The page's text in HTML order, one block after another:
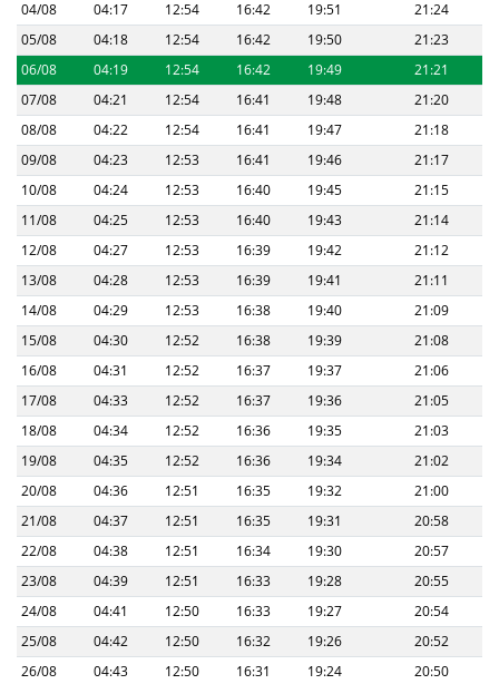
04/08
04:17 12:54 16:42 19:51
21:24
05/08
04:18 12:54 16:42 19:50
21:23
06/08
04:19 12:54 16:42 19:49
21:21
07/08
04:21 12:54 16:41 19:48
21:20
08/08
04:22 12:54 16:41 19:47
21:18
09/08
04:23 12:53 16:41 19:46
21:17
10/08
04:24 12:53 16:40 19:45
21:15
11/08
04:25 12:53 16:40 19:43
21:14
12/08
04:27 12:53 16:39 19:42
21:12
13/08
04:28 12:53 16:39 19:41
21:11
14/08
04:29 12:53 16:38 19:40
21:09
15/08
04:30 12:52 16:38 19:39
21:08
16/08
04:31 12:52 16:37 19:37
21:06
17/08
04:33 12:52 16:37 19:36
21:05
18/08
04:34 12:52 16:36 19:35
21:03
19/08
04:35 12:52 16:36 19:34
21:02
20/08
04:36 12:51 16:35 19:32
21:00
21/08
04:37 12:51 16:35 19:31
20:58
22/08
04:38 12:51 16:34 19:30
20:57
23/08
04:39 12:51 16:33 19:28
20:55
24/08
04:41 12:50 16:33 19:27
20:54
25/08
04:42 12:50 16:32 19:26
20:52
26/08
04:43 12:50 16:31 19:24
20:50